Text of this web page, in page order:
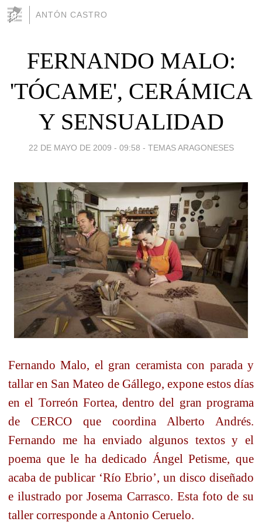
ANTÓN CASTRO
FERNANDO MALO:
'TÓCAME', CERÁMICA
Y SENSUALIDAD
22 DE MAYO DE 2009 - 09:58 - TEMAS ARAGONESES
Fernando Malo, el gran ceramista con parada y
tallar en San Mateo de Gállego, expone estos días
en el Torreón Fortea, dentro del gran programa
de CERCO que coordina Alberto Andrés.
Fernando me ha enviado algunos textos y el
poema que le ha dedicado Ángel Petisme, que
acaba de publicar ‘Río Ebrio’, un disco diseñado
e ilustrado por Josema Carrasco. Esta foto de su
taller corresponde a Antonio Ceruelo.